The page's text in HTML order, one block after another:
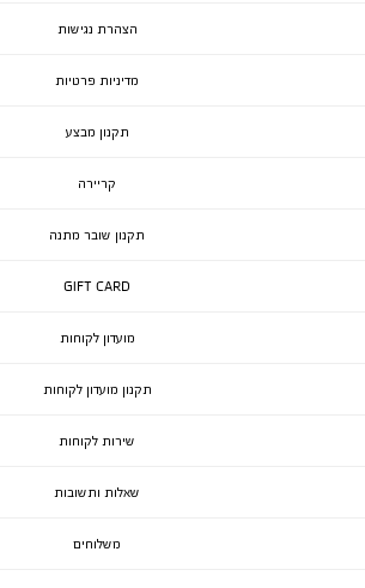
הצהרת נגישות
מדיניות פרטיות
תקנון מבצע
קריירה
תקנון שובר מתנה
GIFT CARD
מועדון לקוחות
תקנון מועדון לקוחות
שירות לקוחות
שאלות ותשובות
משלוחים